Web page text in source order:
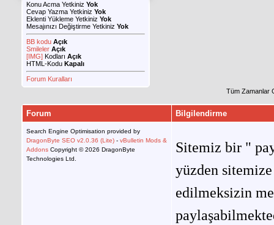
Konu Acma Yetkiniz Yok
Cevap Yazma Yetkiniz Yok
Eklenti Yükleme Yetkiniz Yok
Mesajınızı Değiştirme Yetkiniz Yok
BB kodu Açık
Smileler Açık
[IMG] Kodları Açık
HTML-Kodu Kapalı
Forum Kuralları
Tüm Zamanlar
Forum Bilgilendirme
Search Engine Optimisation provided by
DragonByte SEO v2.0.36 (Lite) - vBulletin Mods &
Addons Copyright © 2026 DragonByte
Technologies Ltd.
Sitemiz bir "
yüzden
edilmeksizin